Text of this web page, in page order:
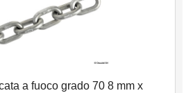
a fuoco grado 70 8 mm x